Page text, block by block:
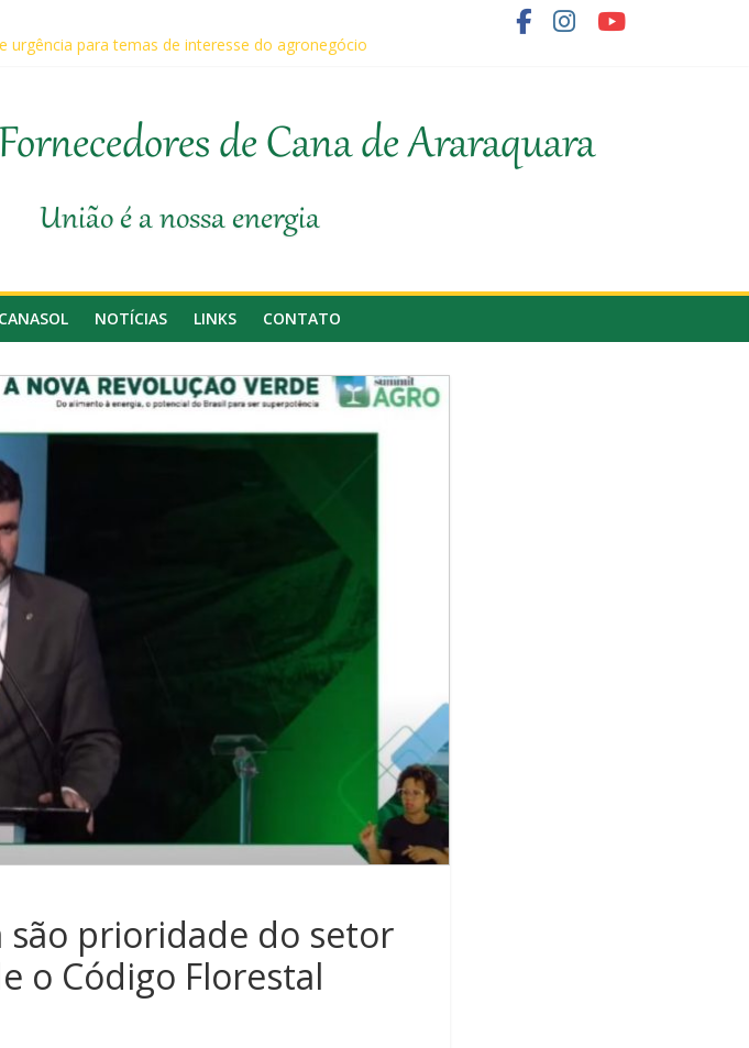
para temas de interesse do agronegócio
de Cana de Araraquara
União é a nossa energia
NOTÍCIAS LINKS CONTATO
são prioridade do setor
o Código Florestal